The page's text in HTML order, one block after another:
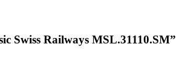
Swiss Railways MSL.31110.SM”